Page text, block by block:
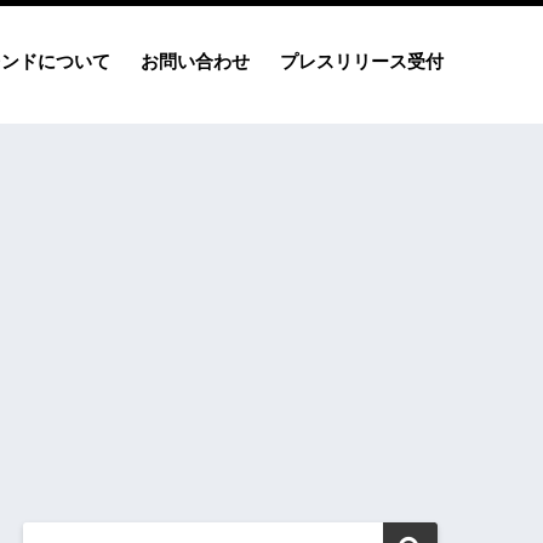
ドについて お問い合わせ プレスリリース受付